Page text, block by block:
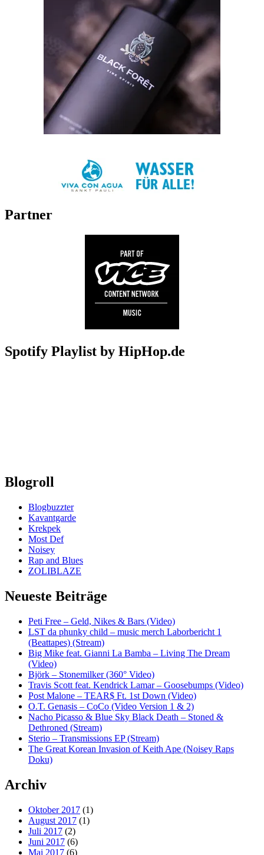
Partner
Spotify Playlist by HipHop.de
Blogroll
Blogbuzzter
Kavantgarde
Krekpek
Most Def
Noisey
Rap and Blues
ZOLIBLAZE
Neueste Beiträge
Peti Free – Geld, Nikes & Bars (Video)
LST da phunky child – music merch Laborbericht 1
(Beattapes) (Stream)
Big Mike feat. Gianni La Bamba – Living The Dream
(Video)
Björk – Stonemilker (360° Video)
Travis Scott feat. Kendrick Lamar – Goosebumps (Video)
Post Malone – TEAR$ Ft. 1st Down (Video)
O.T. Genasis – CoCo (Video Version 1 & 2)
Nacho Picasso & Blue Sky Black Death – Stoned &
Dethroned (Stream)
Sterio – Transmissions EP (Stream)
The Great Korean Invasion of Keith Ape (Noisey Raps
Doku)
Archiv
Oktober 2017 (1)
August 2017 (1)
Juli 2017 (2)
Juni 2017 (6)
Mai 2017 (6)